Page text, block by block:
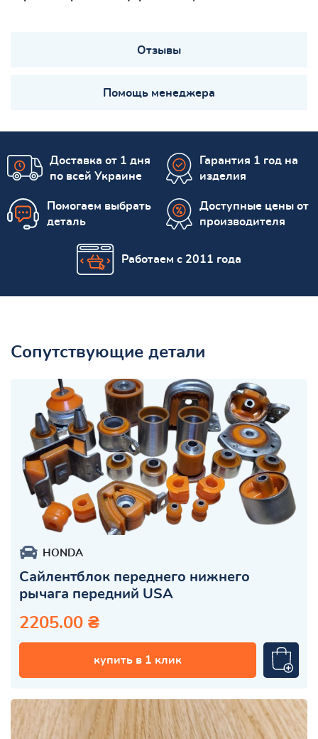
Отзывы
Помощь менеджера
Доставка от 1 дня
по всей Украине
Гарантия 1 год на
изделия
Помогаем выбрать
деталь
Доступные цены от
производителя
Работаем с 2011 года
Сопутствующие детали
HONDA
Сайлентблок переднего нижнего
рычага передний USA
2205.00 ₴
купить в 1 клик